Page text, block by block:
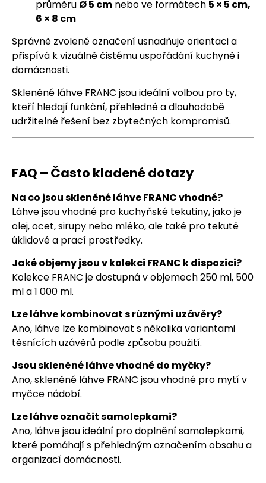
průměru Ø 5 cm nebo ve formátech 5 × 5 cm,
6 × 8 cm
Správně zvolené označení usnadňuje orientaci a
přispívá k vizuálně čistému uspořádání kuchyně i
domácnosti.
Skleněné láhve FRANC jsou ideální volbou pro ty,
kteří hledají funkční, přehledné a dlouhodobě
udržitelné řešení bez zbytečných kompromisů.
FAQ – Často kladené dotazy
Na co jsou skleněné láhve FRANC vhodné?
Láhve jsou vhodné pro kuchyňské tekutiny, jako je
olej, ocet, sirupy nebo mléko, ale také pro tekuté
úklidové a prací prostředky.
Jaké objemy jsou v kolekci FRANC k dispozici?
Kolekce FRANC je dostupná v objemech 250 ml, 500
ml a 1 000 ml.
Lze láhve kombinovat s různými uzávěry?
Ano, láhve lze kombinovat s několika variantami
těsnících uzávěrů podle způsobu použití.
Jsou skleněné láhve vhodné do myčky?
Ano, skleněné láhve FRANC jsou vhodné pro mytí v
myčce nádobí.
Lze láhve označit samolepkami?
Ano, láhve jsou ideální pro doplnění samolepkami,
které pomáhají s přehledným označením obsahu a
organizací domácnosti.